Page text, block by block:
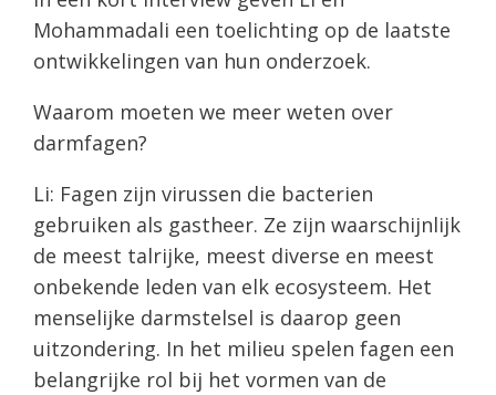
Mohammadali een toelichting op de laatste
ontwikkelingen van hun onderzoek.
Waarom moeten we meer weten over
darmfagen?
Li: Fagen zijn virussen die bacterien
gebruiken als gastheer. Ze zijn waarschijnlijk
de meest talrijke, meest diverse en meest
onbekende leden van elk ecosysteem. Het
menselijke darmstelsel is daarop geen
uitzondering. In het milieu spelen fagen een
belangrijke rol bij het vormen van de